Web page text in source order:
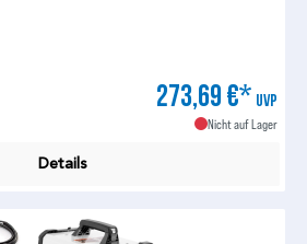
273,69 €* UVP
Nicht auf Lager
Details